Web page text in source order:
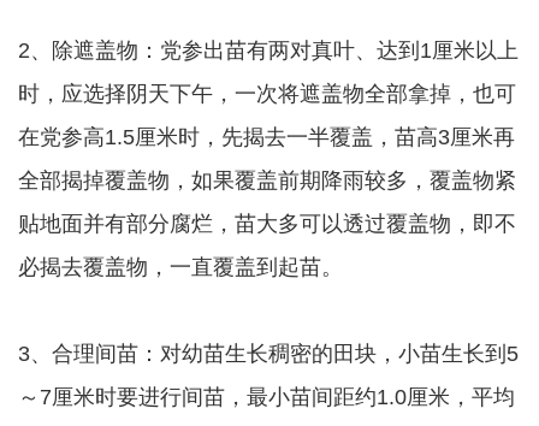
2、除遮盖物：党参出苗有两对真叶、达到1厘米以上
时，应选择阴天下午，一次将遮盖物全部拿掉，也可
在党参高1.5厘米时，先揭去一半覆盖，苗高3厘米再
全部揭掉覆盖物，如果覆盖前期降雨较多，覆盖物紧
贴地面并有部分腐烂，苗大多可以透过覆盖物，即不
必揭去覆盖物，一直覆盖到起苗。
3、合理间苗：对幼苗生长稠密的田块，小苗生长到5
～7厘米时要进行间苗，最小苗间距约1.0厘米，平均